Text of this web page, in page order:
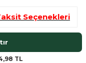
Seçenekleri
TL